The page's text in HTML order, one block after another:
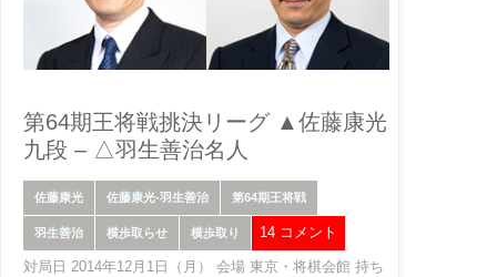
第64期王将戦挑決リーグ ▲佐藤康光
九段 – △羽生善治名人
佐藤康光 佐藤康光-羽生善治 第64期王将戦
羽生善治 横歩取らせ 横歩取り 14 コメント
対局日 2014年12月1日（月） 会場 東京・将棋会館 持ち